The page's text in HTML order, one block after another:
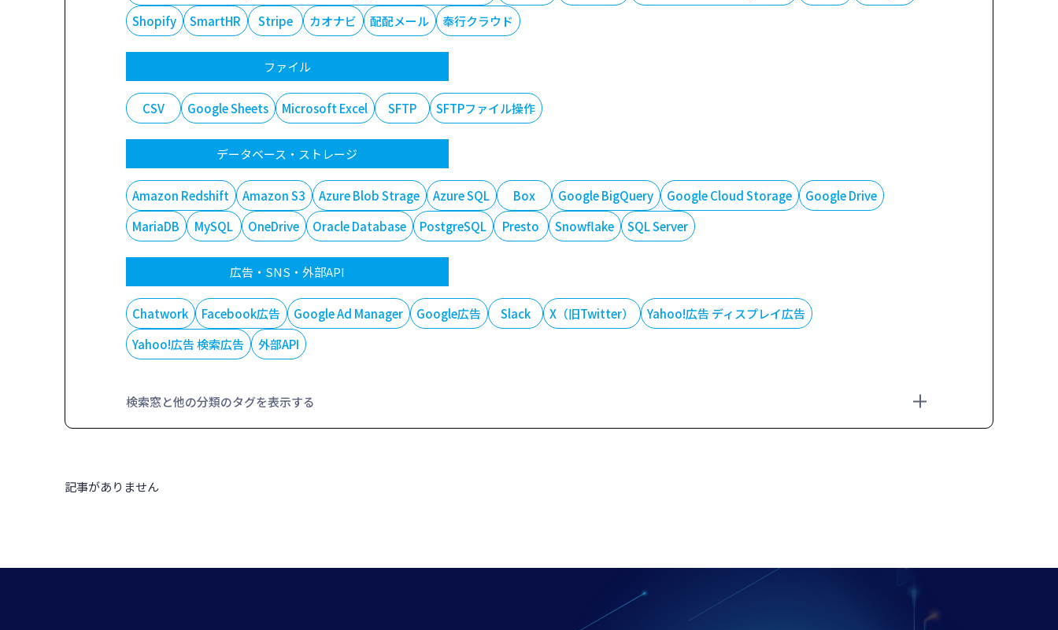
Shopify
SmartHR Stripe カオナビ 配配メール 奉行クラウド
ファイル
CSV Google Sheets Microsoft Excel SFTP SFTPファイル操作
データベース・ストレージ
Amazon Redshift Amazon S3 Azure Blob Strage Azure SQL Box Google BigQuery Google Cloud Storage
Google Drive
MariaDB
MySQL OneDrive Oracle Database PostgreSQL Presto Snowflake SQL Server
広告・SNS・外部API
Chatwork Facebook広告 Google Ad Manager Google広告 Slack X（旧Twitter）
Yahoo!広告 ディスプレイ広告
Yahoo!広告 検索広告
外部API
検索窓と他の分類のタグを表示する
記事がありません